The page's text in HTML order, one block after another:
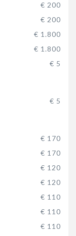
€ 200
€ 200
€ 1.800
€ 1.800
€ 5
€ 5
€ 170
€ 170
€ 120
€ 120
€ 110
€ 110
€ 110